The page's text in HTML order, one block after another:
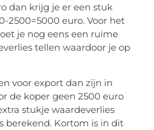
dan krijg je er een stuk
2500=5000 euro. Voor het
je nog eens een ruime
tellen waardoor je op
voor export dan zijn in
de koper geen 2500 euro
stukje waardeverlies
berekend. Kortom is in dit